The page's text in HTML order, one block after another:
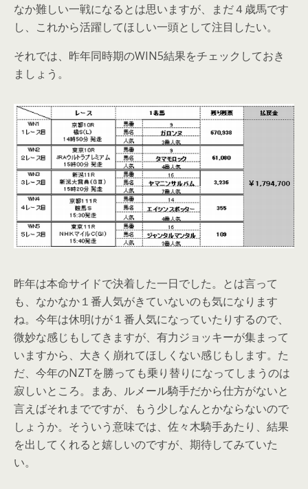
なか難しい一戦になるとは思いますが、まだ４歳馬です
し、これから活躍してほしい一頭として注目したい。
それでは、昨年同時期のWIN5結果をチェックしておき
ましょう。
昨年は本命サイドで決着した一日でした。とは言って
も、なかなか１番人気がきていないのも気になります
ね。今年は休明けが１番人気になっていたりするので、
微妙な感じもしてきますが、有力ジョッキーが集まって
いますから、大きく崩れてほしくない感じもします。た
だ、今年のNZTを勝っても乗り替りになってしまうのは
寂しいところ。まあ、ルメール騎手だから仕方がないと
言えばそれまでですが、もう少しなんとかならないので
しょうか。そういう意味では、佐々木騎手あたり、結果
を出してくれると嬉しいのですが、期待してみていた
い。